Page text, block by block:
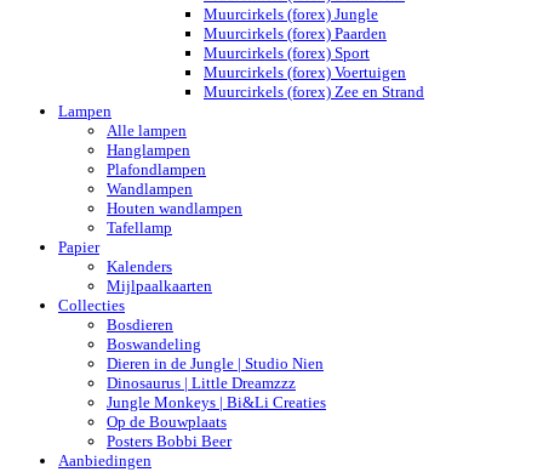
Muurcirkels (forex) Jungle
Muurcirkels (forex) Paarden
Muurcirkels (forex) Sport
Muurcirkels (forex) Voertuigen
Muurcirkels (forex) Zee en Strand
Lampen
Alle lampen
Hanglampen
Plafondlampen
Wandlampen
Houten wandlampen
Tafellamp
Papier
Kalenders
Mijlpaalkaarten
Collecties
Bosdieren
Boswandeling
Dieren in de Jungle | Studio Nien
Dinosaurus | Little Dreamzzz
Jungle Monkeys | Bi&Li Creaties
Op de Bouwplaats
Posters Bobbi Beer
Aanbiedingen